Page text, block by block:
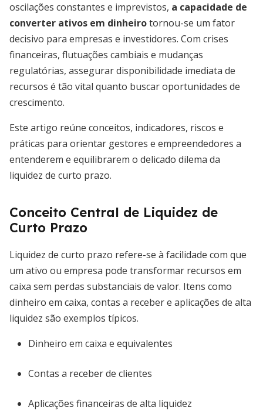
oscilações constantes e imprevistos, a capacidade de
converter ativos em dinheirotornou-se um fator
decisivo para empresas e investidores. Com crises
financeiras, flutuações cambiais e mudanças
regulatórias, assegurar disponibilidade imediata de
recursos é tão vital quanto buscar oportunidades de
crescimento.
Este artigo reúne conceitos, indicadores, riscos e
práticas para orientar gestores e empreendedores a
entenderem e equilibrarem o delicado dilema da
liquidez de curto prazo.
Conceito Central de Liquidez de
Curto Prazo
Liquidez de curto prazo refere-se à facilidade com que
um ativo ou empresa pode transformar recursos em
caixa sem perdas substanciais de valor. Itens como
dinheiro em caixa, contas a receber e aplicações de alta
liquidez são exemplos típicos.
Dinheiro em caixa e equivalentes
Contas a receber de clientes
Aplicações financeiras de alta liquidez